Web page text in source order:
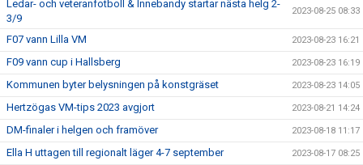
Ledar- och veteranfotboll & Innebandy startar nästa helg 2-
3/9
2023-08-25 08:33
F07 vann Lilla VM 2023-08-23 16:21
F09 vann cup i Hallsberg 2023-08-23 16:19
Kommunen byter belysningen på konstgräset 2023-08-23 14:05
Hertzögas VM-tips 2023 avgjort 2023-08-21 14:24
DM-finaler i helgen och framöver 2023-08-18 11:17
Ella H uttagen till regionalt läger 4-7 september 2023-08-17 08:25